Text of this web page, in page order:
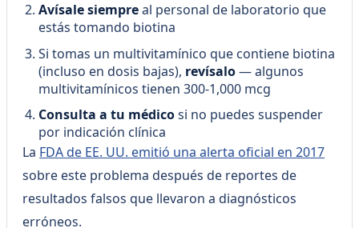
Avísale siempreal personal de laboratorio que
estás tomando biotina
Si tomas un multivitamínico que contiene biotina
(incluso en dosis bajas), revísalo— algunos
multivitamínicos tienen 300-1,000 mcg
Consulta a tu médicosi no puedes suspender
por indicación clínica
La FDA de EE. UU. emitió una alerta oficial en 2017
sobre este problema después de reportes de
resultados falsos que llevaron a diagnósticos
erróneos.